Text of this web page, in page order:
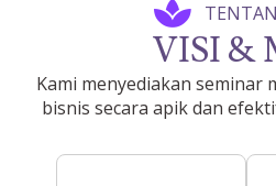
VISI &
Kami menyediakan seminar
bisnis secara apik dan